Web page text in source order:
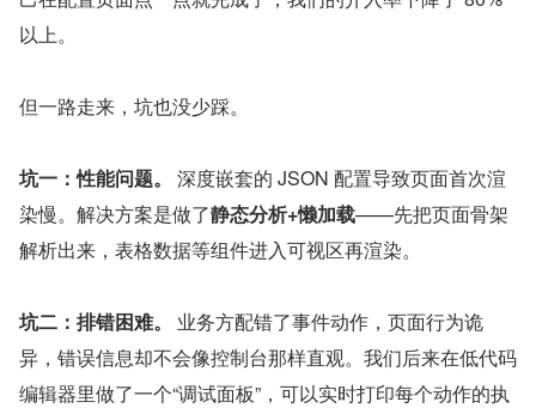
以上。
但一路走来，坑也没少踩。
坑一：性能问题。
深度嵌套的 JSON 配置导致页面首次渲
染慢。解决方案是做了静态分析+懒加载——先把页面骨架
解析出来，表格数据等组件进入可视区再渲染。
坑二：排错困难。
业务方配错了事件动作，页面行为诡
异，错误信息却不会像控制台那样直观。我们后来在低代码
编辑器里做了一个“调试面板”，可以实时打印每个动作的执